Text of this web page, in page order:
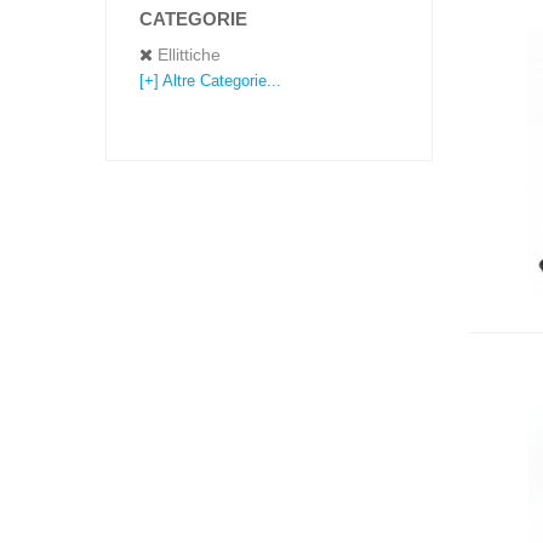
CATEGORIE
Ellittiche
[+] Altre Categorie...